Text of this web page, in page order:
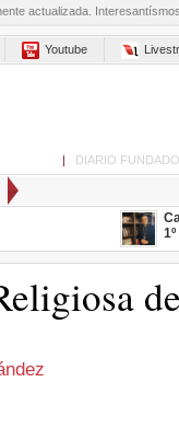
actualizada.
Youtube
| DIARIO